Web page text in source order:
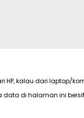
HP, kalau dari laptop/
data di halaman ini